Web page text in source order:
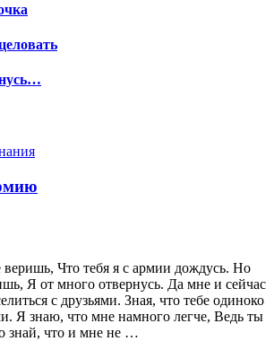
Что тебя я с армии дождусь. Но
Я от много отвернусь. Да мне и сейчас
с друзьями. Зная, что тебе одиноко
Я знаю, что мне намного легче, Ведь ты
знай, что и мне не …